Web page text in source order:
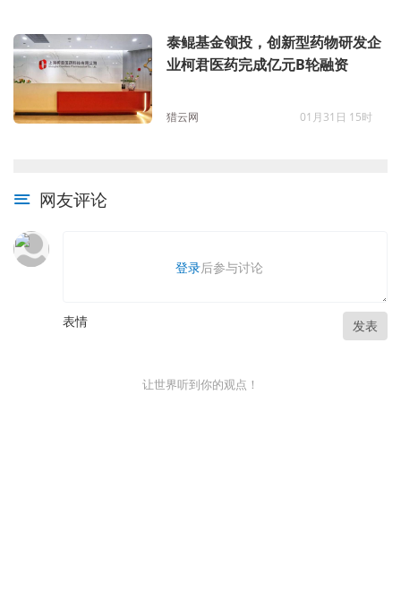
泰鲲基金领投，创新型药物研发企
业柯君医药完成亿元B轮融资
猎云网 01月31日 15时
网友评论
登录后参与讨论
表情 发表
让世界听到你的观点！